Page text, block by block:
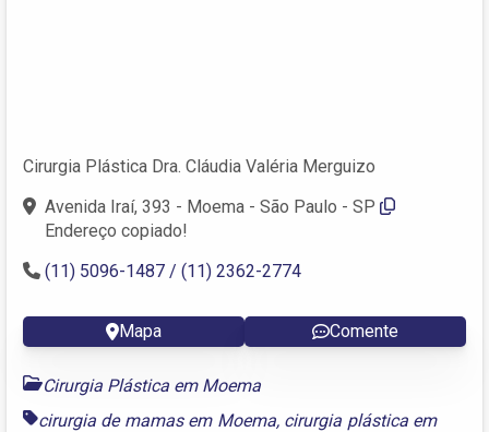
Cirurgia Plástica Dra. Cláudia Valéria Merguizo
Avenida Iraí, 393 - Moema - São Paulo - SP
Endereço copiado!
(11) 5096-1487 / (11) 2362-2774
Mapa Comente
Cirurgia Plástica em Moema
cirurgia de mamas em Moema, cirurgia plástica em